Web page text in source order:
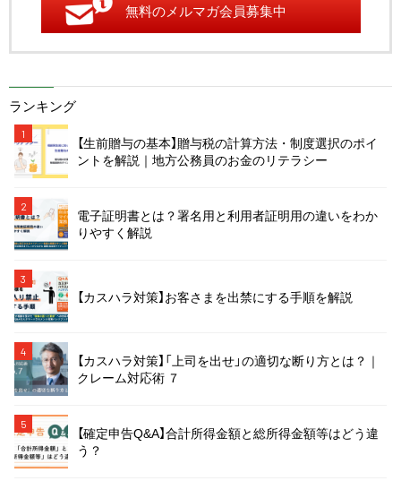
無料のメルマガ会員募集中
ランキング
1
【生前贈与の基本】贈与税の計算方法・制度選択のポイ
ントを解説｜地方公務員のお金のリテラシー
2
電子証明書とは？署名用と利用者証明用の違いをわか
りやすく解説
3
【カスハラ対策】お客さまを出禁にする手順を解説
4
【カスハラ対策】「上司を出せ」の適切な断り方とは？｜
クレーム対応術 ７
5
【確定申告Q&A】合計所得金額と総所得金額等はどう違
う？